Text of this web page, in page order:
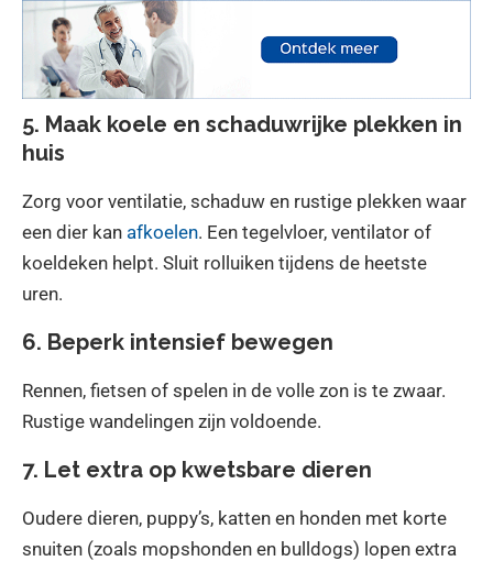
5. Maak koele en schaduwrijke plekken in
huis
Zorg voor ventilatie, schaduw en rustige plekken waar
een dier kan afkoelen. Een tegelvloer, ventilator of
koeldeken helpt. Sluit rolluiken tijdens de heetste
uren.
6. Beperk intensief bewegen
Rennen, fietsen of spelen in de volle zon is te zwaar.
Rustige wandelingen zijn voldoende.
7. Let extra op kwetsbare dieren
Oudere dieren, puppy’s, katten en honden met korte
snuiten (zoals mopshonden en bulldogs) lopen extra